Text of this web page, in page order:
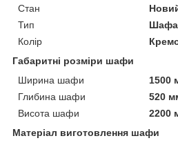
Стан
Тип
Шафа
Колір
Габаритні розміри шафи
Ширина шафи
1500
Глибина шафи
520
Висота шафи
2200
Матеріал виготовлення шафи